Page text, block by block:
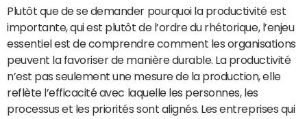
Plutôt que de se demander pourquoi la productivité est
importante, qui est plutôt de l’ordre du rhétorique, l’enjeu
essentiel est de comprendre comment les organisations
peuvent la favoriser de manière durable. La productivité
n’est pas seulement une mesure de la production, elle
reflète l’efficacité avec laquelle les personnes, les
processus et les priorités sont alignés. Les entreprises qui